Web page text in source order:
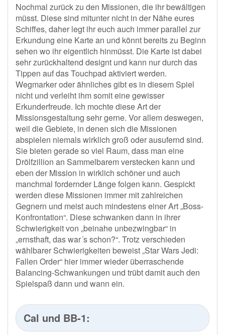
Nochmal zurück zu den Missionen, die ihr bewältigen
müsst. Diese sind mitunter nicht in der Nähe eures
Schiffes, daher legt ihr euch auch immer parallel zur
Erkundung eine Karte an und könnt bereits zu Beginn
sehen wo ihr eigentlich hinmüsst. Die Karte ist dabei
sehr zurückhaltend designt und kann nur durch das
Tippen auf das Touchpad aktiviert werden.
Wegmarker oder ähnliches gibt es in diesem Spiel
nicht und verleiht ihm somit eine gewisser
Erkunderfreude. Ich mochte diese Art der
Missionsgestaltung sehr gerne. Vor allem deswegen,
weil die Gebiete, in denen sich die Missionen
abspielen niemals wirklich groß oder ausufernd sind.
Sie bieten gerade so viel Raum, dass man eine
Drölfzillion an Sammelbarem verstecken kann und
eben der Mission in wirklich schöner und auch
manchmal fordernder Länge folgen kann. Gespickt
werden diese Missionen immer mit zahlreichen
Gegnern und meist auch mindestens einer Art „Boss-
Konfrontation“. Diese schwanken dann in ihrer
Schwierigkeit von „beinahe unbezwingbar“ in
„ernsthaft, das war´s schon?“. Trotz verschieden
wählbarer Schwierigkeiten beweist „Star Wars Jedi:
Fallen Order“ hier immer wieder überraschende
Balancing-Schwankungen und trübt damit auch den
Spielspaß dann und wann ein.
Cal und BB-1: